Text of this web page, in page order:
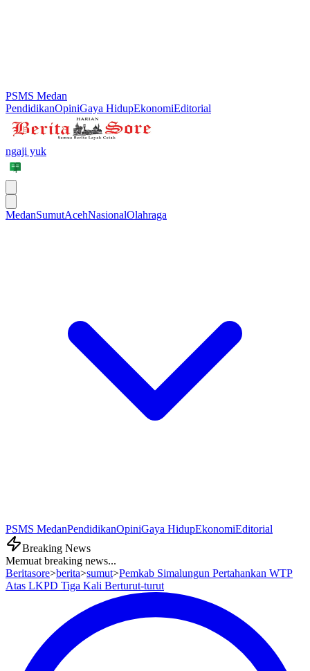
PSMS Medan
PendidikanOpiniGaya HidupEkonomiEditorial
ngaji yuk
MedanSumutAcehNasionalOlahraga
PSMS MedanPendidikanOpiniGaya HidupEkonomiEditorial
Breaking News
Memuat breaking news...
Beritasore>berita>sumut>Pemkab Simalungun Pertahankan WTP
Atas LKPD Tiga Kali Berturut-turut